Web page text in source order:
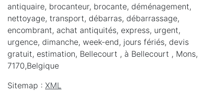
antiquaire, brocanteur, brocante, déménagement,
nettoyage, transport, débarras, débarrassage,
encombrant, achat antiquités, express, urgent,
urgence, dimanche, week-end, jours fériés, devis
gratuit, estimation, Bellecourt , à Bellecourt , Mons,
7170,Belgique
Sitemap : XML